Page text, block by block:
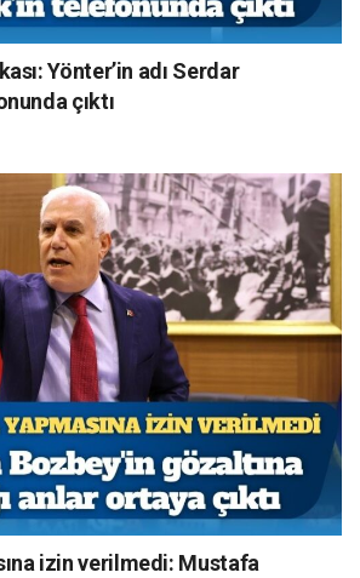
Yönter’in adı Serdar
çıktı
izin verilmedi: Mustafa